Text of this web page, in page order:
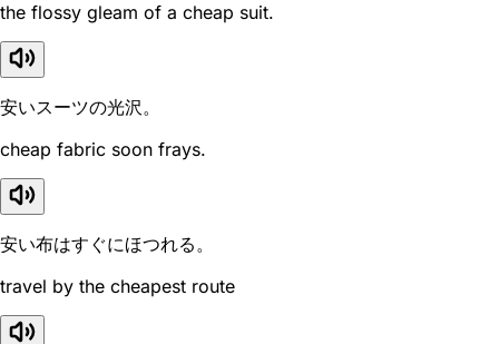
the flossy gleam of a cheap suit.
安いスーツの光沢。
cheap fabric soon frays.
安い布はすぐにほつれる。
travel by the cheapest route